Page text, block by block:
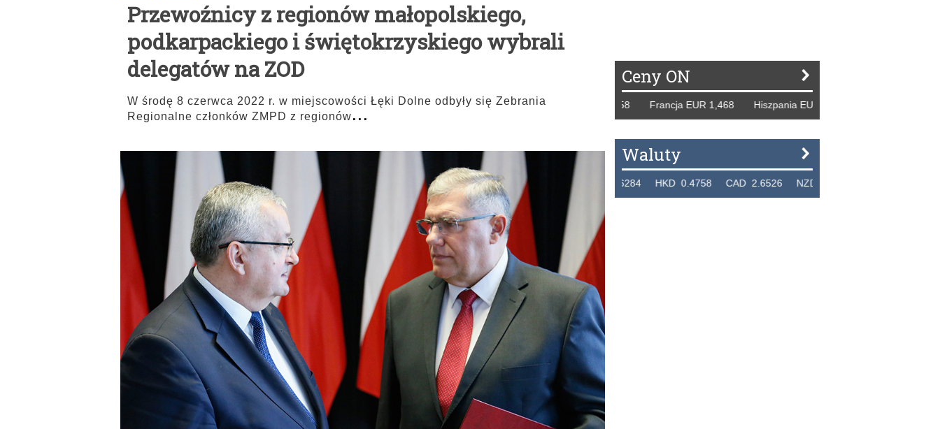
Przewoźnicy z regionów małopolskiego,
podkarpackiego i świętokrzyskiego wybrali
delegatów na ZOD
W środę 8 czerwca 2022 r. w miejscowości Łęki Dolne odbyły się Zebrania
Regionalne członków ZMPD z regionów...
Ceny ON
Tydzień 42/2019 r. Niemcy EUR 1,258 Francja EUR 1,468 Hiszpania EUR 1,229 WB GBP 1,318
Waluty
THB 0.1123 USD 3.7320 AUD 2.6284 HKD 0.4758 CAD 2.6526 NZD 2.1871 SGD 2.9103 EUR